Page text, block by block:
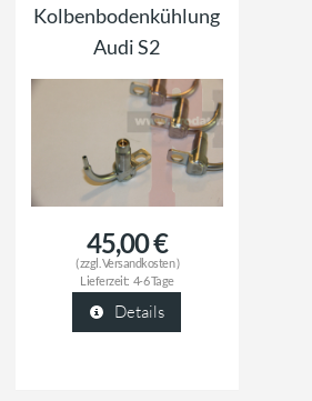
Kolbenbodenkühlung
Audi S2
45,00 €
( zzgl. Versandkosten)
Lieferzeit: 4-6 Tage
Details